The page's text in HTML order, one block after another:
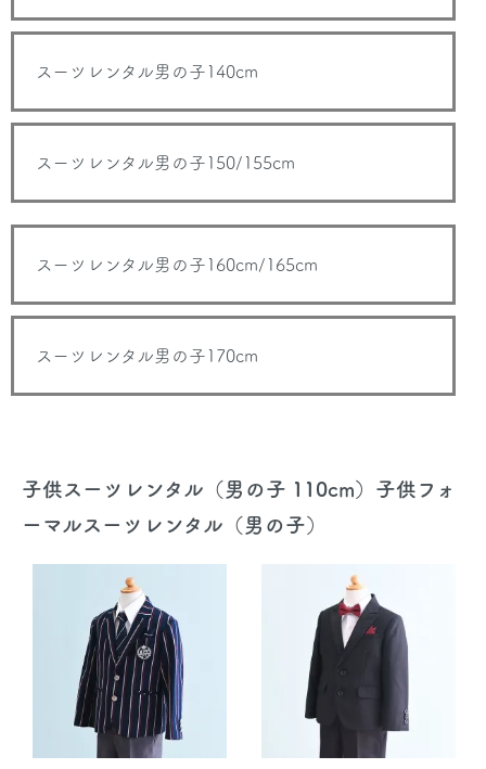
スーツレンタル男の子140cm
スーツレンタル男の子150/155cm
スーツレンタル男の子160cm/165cm
スーツレンタル男の子170cm
子供スーツレンタル（男の子 110cm）子供フォ
ーマルスーツレンタル（男の子）